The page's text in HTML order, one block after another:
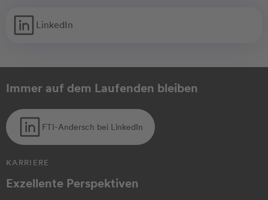
LinkedIn
Immer auf dem Laufenden bleiben
FTI-Andersch bei LinkedIn
KARRIERE
Exzellente Perspektiven